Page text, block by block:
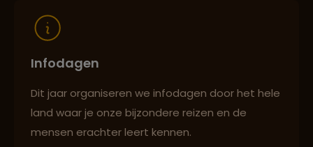
Infodagen
Dit jaar organiseren we infodagen door het hele
land waar je onze bijzondere reizen en de
mensen erachter leert kennen.